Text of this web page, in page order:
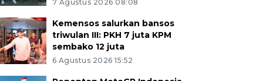
7 Agustus 2026 08:08
Kemensos salurkan bansos
triwulan III: PKH 7 juta KPM
sembako 12 juta
6 Agustus 2026 15:52